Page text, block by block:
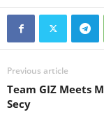
Previous article
Team GIZ Meets
Secy